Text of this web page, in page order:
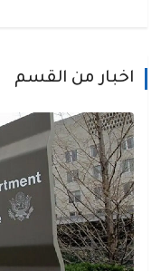
اخبار من القسم